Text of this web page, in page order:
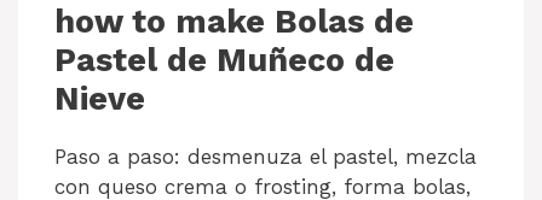
how to make Bolas de
Pastel de Muñeco de
Nieve
Paso a paso: desmenuza el pastel, mezcla
con queso crema o frosting, forma bolas,